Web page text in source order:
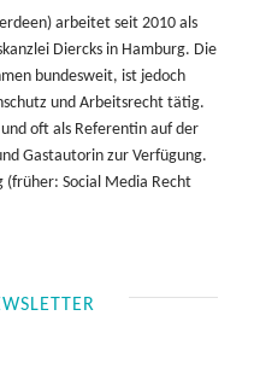
arbeitet seit 2010 als
Diercks in Hamburg. Die
bundesweit, ist jedoch
und Arbeitsrecht tätig.
oft als Referentin auf der
Gastautorin zur Verfügung.
(früher: Social Media Recht